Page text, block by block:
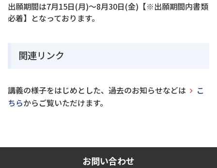
出願期間は7月15日(月)～8月30日(金)【※出願期間内書類
必着】となっております。
関連リンク
講義の様子をはじめとした、過去のお知らせなどは
こ
ちらからご覧いただけます。
お問い合わせ